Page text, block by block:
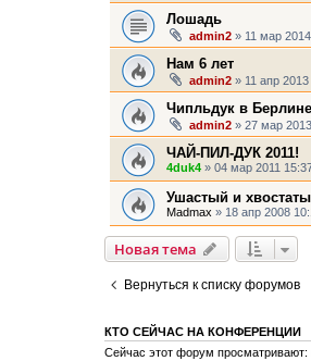
Лошадь
admin2 » 11 мар
Нам 6 лет
admin2 » 11 апр
Чипльдук в Берлине
admin2 » 27 мар
ЧАЙ-ПИЛ-ДУК 2011!
4duk4 » 04 мар 2011
Ушастый и
Madmax » 18 апр 2008
Новая тема
Вернуться к списку форумов
КТО СЕЙЧАС НА КОНФЕРЕНЦИИ
Сейчас этот форум просматривают: